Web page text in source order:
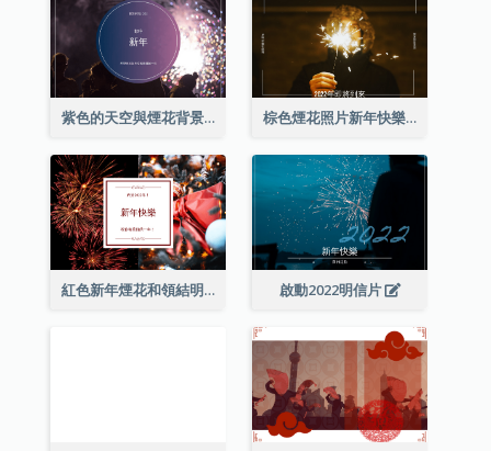
紫色的天空與煙花背景新年明信片 棕色煙花照片新年快樂明信片
紅色新年煙花和領結明信片 啟動2022明信片